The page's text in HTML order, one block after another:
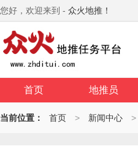
您好，欢迎来到 - 众火地推！
首页 地推员
当前位置： 首页 > 新闻中心 >